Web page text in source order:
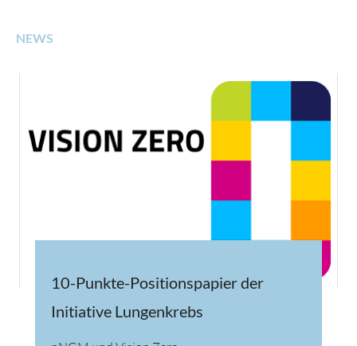
NEWS
10-Punkte-Positionspapier der
Initiative Lungenkrebs